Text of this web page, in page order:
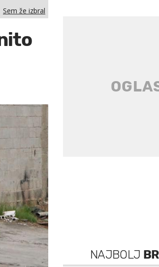
Sem že izbral
NAJBOLJ